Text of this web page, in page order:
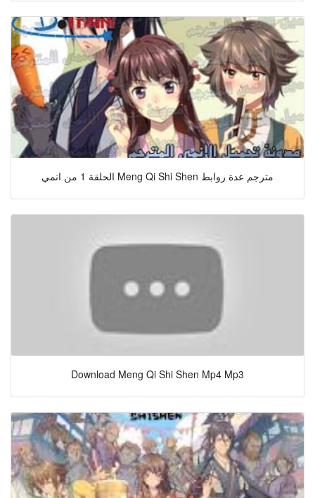
الحلقة 1 من انمي Meng Qi Shi Shen مترجم عدة روابط
Download Meng Qi Shi Shen Mp4 Mp3